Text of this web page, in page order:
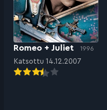
Romeo + Juliet 1996
Katsottu 14.12.2007